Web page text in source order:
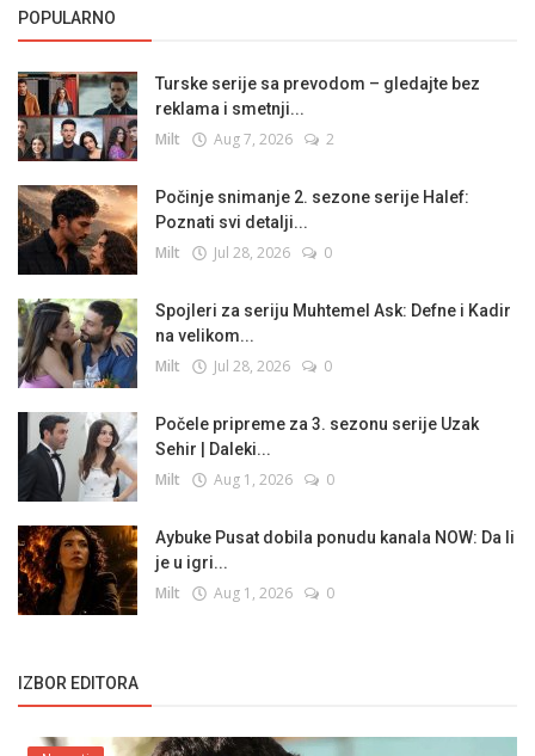
POPULARNO
Turske serije sa prevodom – gledajte bez
reklama i smetnji...
Milt Aug 7, 2026 2
Počinje snimanje 2. sezone serije Halef:
Poznati svi detalji...
Milt Jul 28, 2026 0
Spojleri za seriju Muhtemel Ask: Defne i Kadir
na velikom...
Milt Jul 28, 2026 0
Počele pripreme za 3. sezonu serije Uzak
Sehir | Daleki...
Milt Aug 1, 2026 0
Aybuke Pusat dobila ponudu kanala NOW: Da li
je u igri...
Milt Aug 1, 2026 0
IZBOR EDITORA